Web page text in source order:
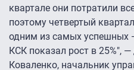
квартале они потратили
поэтому четвертый
одним из самых успешных
КСК показал рост в 25%",
Коваленко, начальник